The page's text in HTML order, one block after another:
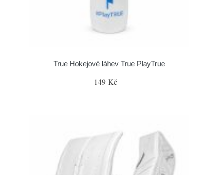
True Hokejové láhev True PlayTrue
149 Kč